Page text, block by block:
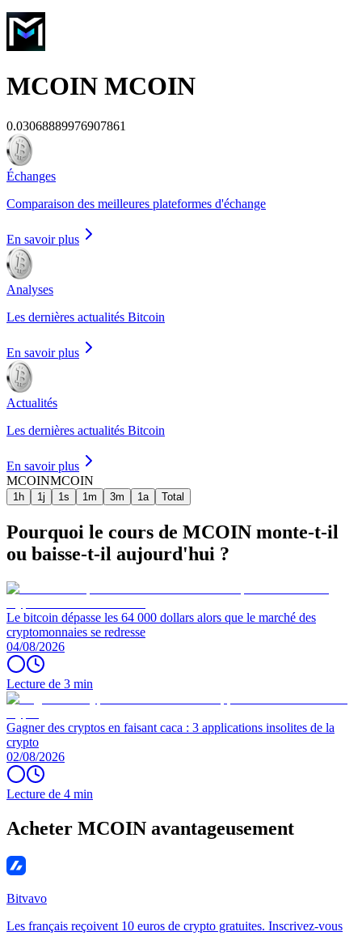
MCOIN MCOIN
0.03068889976907861
Échanges
Comparaison des meilleures plateformes d'échange
En savoir plus
Analyses
Les dernières actualités Bitcoin
En savoir plus
Actualités
Les dernières actualités Bitcoin
En savoir plus
MCOINMCOIN
1h 1j 1s 1m 3m 1a Total
Pourquoi le cours de MCOIN monte-t-il
ou baisse-t-il aujourd'hui ?
Le bitcoin dépasse les 64 000 dollars alors que le marché des
cryptomonnaies se redresse
04/08/2026
Lecture de 3 min
Gagner des cryptos en faisant caca : 3 applications insolites de la
crypto
02/08/2026
Lecture de 4 min
Acheter MCOIN avantageusement
Bitvavo
Les français reçoivent 10 euros de crypto gratuites. Inscrivez-vous